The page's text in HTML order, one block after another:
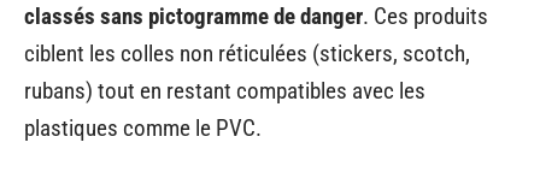
classés sans pictogramme de danger. Ces produits
ciblent les colles non réticulées (stickers, scotch,
rubans) tout en restant compatibles avec les
plastiques comme le PVC.